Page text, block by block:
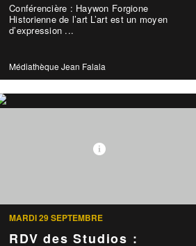
Conférencière : Haywon Forgione
Historienne de l’art L’art est un moyen
d’expression ...
Médiathèque Jean Falala
MARDI 29 SEPTEMBRE
RDV des Studios :